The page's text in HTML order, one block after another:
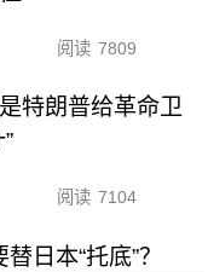
阅读 7809
特朗普给革命卫
阅读 7104
日本“托底”？